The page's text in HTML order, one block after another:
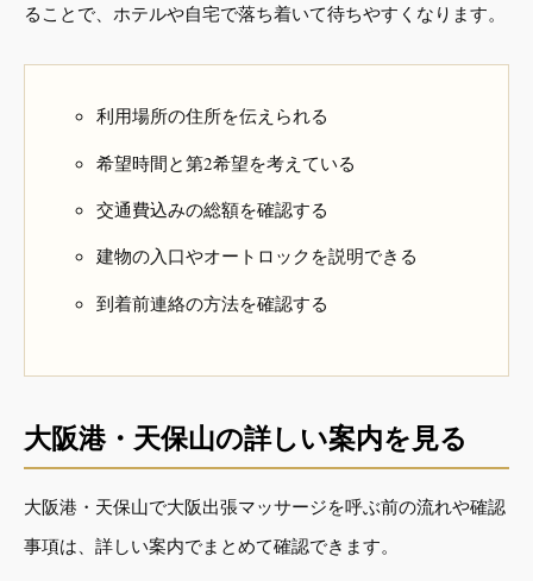
ることで、ホテルや自宅で落ち着いて待ちやすくなります。
利用場所の住所を伝えられる
希望時間と第2希望を考えている
交通費込みの総額を確認する
建物の入口やオートロックを説明できる
到着前連絡の方法を確認する
大阪港・天保山の詳しい案内を見る
大阪港・天保山で大阪出張マッサージを呼ぶ前の流れや確認
事項は、詳しい案内でまとめて確認できます。